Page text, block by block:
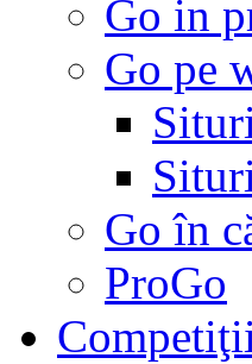
Go in
Go pe
Go în
ProGo